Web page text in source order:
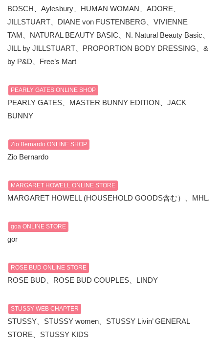
BOSCH、Aylesbury、HUMAN WOMAN、ADORE、
JILLSTUART、DIANE von FUSTENBERG、VIVIENNE
TAM、NATURAL BEAUTY BASIC、N. Natural Beauty Basic、
JILL by JILLSTUART、PROPORTION BODY DRESSING、&
by P&D、Free’s Mart
PEARLY GATES ONLINE SHOP
PEARLY GATES、MASTER BUNNY EDITION、JACK
BUNNY
Zio Bernardo ONLINE SHOP
Zio Bernardo
MARGARET HOWELL ONLINE STORE
MARGARET HOWELL (HOUSEHOLD GOODS含む）、MHL.
goa ONLINE STORE
gor
ROSE BUD ONLINE STORE
ROSE BUD、ROSE BUD COUPLES、LINDY
STUSSY WEB CHAPTER
STUSSY、STUSSY women、STUSSY Livin’ GENERAL
STORE、STUSSY KIDS